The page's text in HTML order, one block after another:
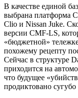
В качестве единой
выбрана платформа
Clio и Nissan Juke.
версии CMF-LS,
«бюджетной»
похожему рецепту
Сейчас в структуре
приходится на
что будущее
продиктовано